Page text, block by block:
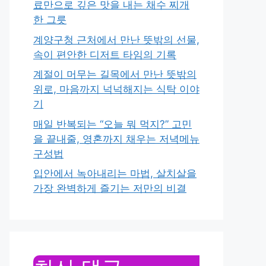
료만으로 깊은 맛을 내는 채수 찌개
한 그릇
계양구청 근처에서 만난 뜻밖의 선물,
속이 편안한 디저트 타임의 기록
계절이 머무는 길목에서 만난 뜻밖의
위로, 마음까지 넉넉해지는 식탁 이야
기
매일 반복되는 “오늘 뭐 먹지?” 고민
을 끝내줄, 영혼까지 채우는 저녁메뉴
구성법
입안에서 녹아내리는 마법, 살치살을
가장 완벽하게 즐기는 저만의 비결